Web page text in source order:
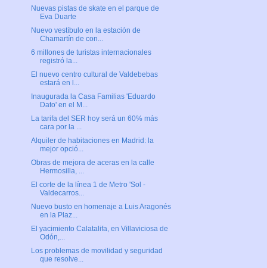
Nuevas pistas de skate en el parque de
Eva Duarte
Nuevo vestíbulo en la estación de
Chamartín de con...
6 millones de turistas internacionales
registró la...
El nuevo centro cultural de Valdebebas
estará en l...
Inaugurada la Casa Familias 'Eduardo
Dato' en el M...
La tarifa del SER hoy será un 60% más
cara por la ...
Alquiler de habitaciones en Madrid: la
mejor opció...
Obras de mejora de aceras en la calle
Hermosilla, ...
El corte de la línea 1 de Metro 'Sol -
Valdecarros...
Nuevo busto en homenaje a Luis Aragonés
en la Plaz...
El yacimiento Calatalifa, en Villaviciosa de
Odón,...
Los problemas de movilidad y seguridad
que resolve...